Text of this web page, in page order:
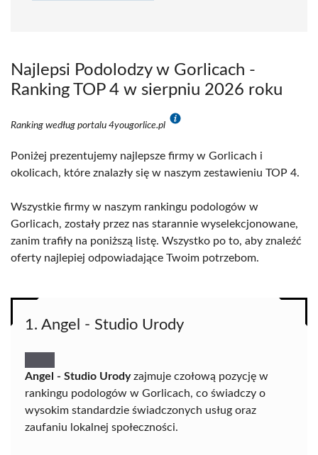
Najlepsi Podolodzy w Gorlicach -
Ranking TOP 4 w sierpniu 2026 roku
Ranking według portalu 4yougorlice.pl
Poniżej prezentujemy najlepsze firmy w Gorlicach i
okolicach, które znalazły się w naszym zestawieniu TOP 4.
Wszystkie firmy w naszym rankingu podologów w
Gorlicach, zostały przez nas starannie wyselekcjonowane,
zanim trafiły na poniższą listę. Wszystko po to, aby znaleźć
oferty najlepiej odpowiadające Twoim potrzebom.
1. Angel - Studio Urody
Angel - Studio Urodyzajmuje czołową pozycję w
rankingu podologów w Gorlicach, co świadczy o
wysokim standardzie świadczonych usług oraz
zaufaniu lokalnej społeczności.